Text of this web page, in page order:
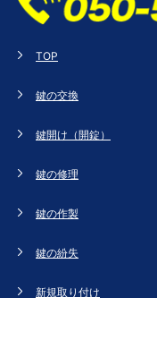
TOP
鍵の交換
鍵開け（開錠）
鍵の修理
鍵の作製
鍵の紛失
新規取り付け